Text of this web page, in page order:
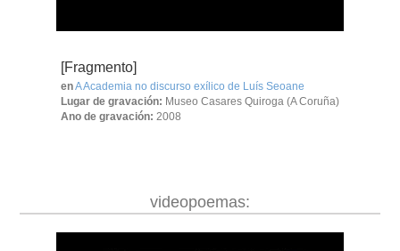
[Fragmento]
enA Academia no discurso exílico de Luís Seoane
Lugar de gravación: Museo Casares Quiroga (A Coruña)
Ano de gravación: 2008
videopoemas: